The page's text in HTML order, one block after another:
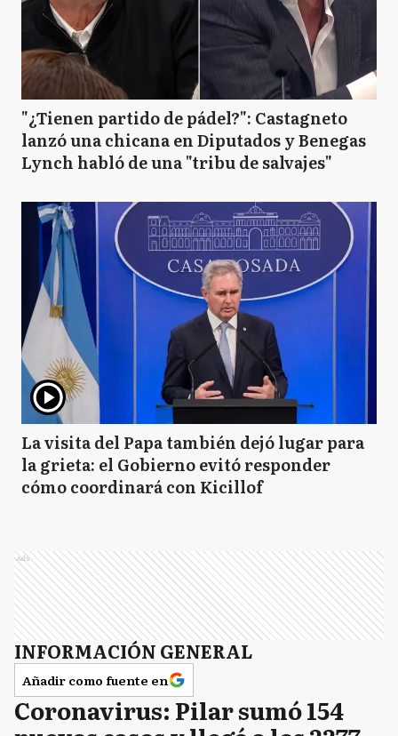
"¿Tienen partido de pádel?": Castagneto
lanzó una chicana en Diputados y Benegas
Lynch habló de una "tribu de salvajes"
La visita del Papa también dejó lugar para
la grieta: el Gobierno evitó responder
cómo coordinará con Kicillof
Ads
INFORMACIÓN GENERAL
Añadir como fuente en
Coronavirus: Pilar sumó 154